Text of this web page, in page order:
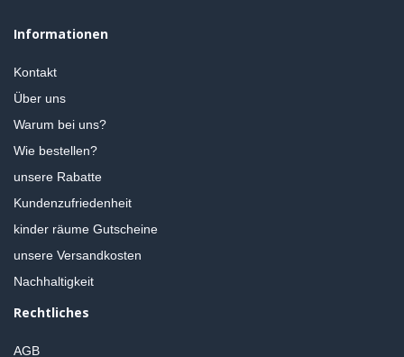
Informationen
Kontakt
Über uns
Warum bei uns?
Wie bestellen?
unsere Rabatte
Kundenzufriedenheit
kinder räume Gutscheine
unsere Versandkosten
Nachhaltigkeit
Rechtliches
AGB